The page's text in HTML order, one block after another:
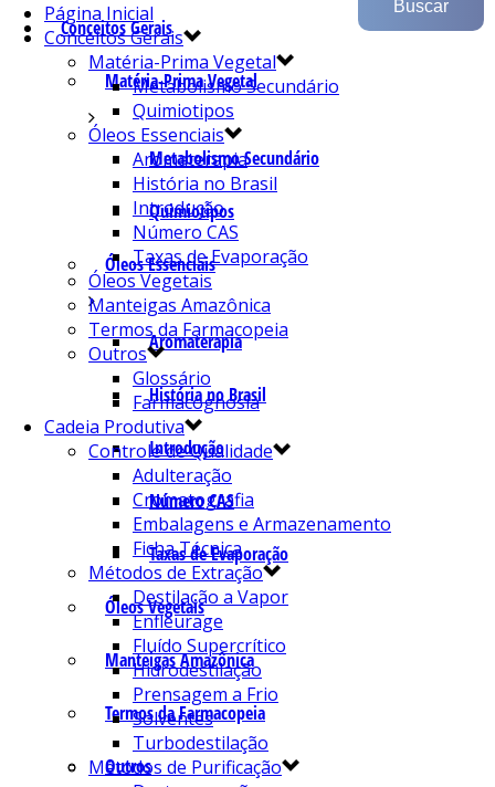
Conceitos Gerais
Matéria-Prima Vegetal
Metabolismo Secundário
Quimiotipos
Óleos Essenciais
Aromaterapia
História no Brasil
Introdução
Número CAS
Taxas de Evaporação
Óleos Vegetais
Manteigas Amazônica
Termos da Farmacopeia
Outros
Página Inicial
Conceitos Gerais
Matéria-Prima Vegetal
Metabolismo Secundário
Quimiotipos
Óleos Essenciais
Aromaterapia
História no Brasil
Introdução
Número CAS
Taxas de Evaporação
Óleos Vegetais
Manteigas Amazônica
Termos da Farmacopeia
Outros
Glossário
Farmacognosia
Cadeia Produtiva
Controle de Qualidade
Adulteração
Cromatografia
Embalagens e Armazenamento
Ficha Técnica
Métodos de Extração
Destilação a Vapor
Enfleurage
Fluído Supercrítico
Hidrodestilação
Prensagem a Frio
Solventes
Turbodestilação
Métodos de Purificação